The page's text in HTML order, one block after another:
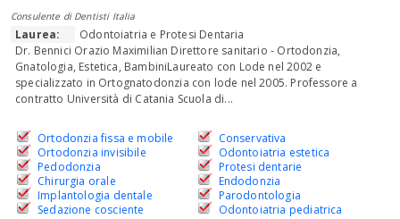
Consulente di Dentisti Italia
Laurea:
Odontoiatria e Protesi Dentaria
Dr. Bennici Orazio Maximilian Direttore sanitario - Ortodonzia,
Gnatologia, Estetica, BambiniLaureato con Lode nel 2002 e
specializzato in Ortognatodonzia con lode nel 2005. Professore a
contratto Università di Catania Scuola di...
Ortodonzia fissa e mobile
Ortodonzia invisibile
Pedodonzia
Chirurgia orale
Implantologia dentale
Sedazione cosciente
Conservativa
Odontoiatria estetica
Protesi dentarie
Endodonzia
Parodontologia
Odontoiatria pediatrica